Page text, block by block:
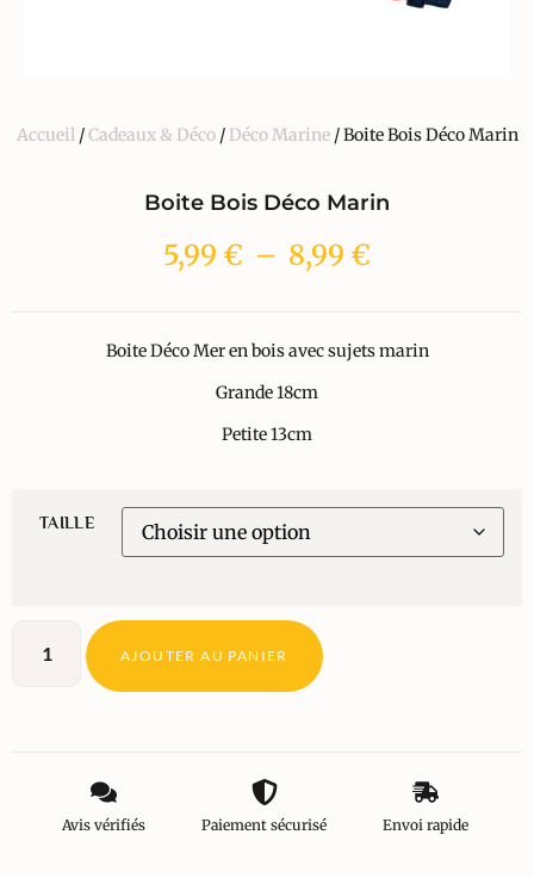
Accueil/Cadeaux & Déco/ Déco Marine/ Boite Bois Déco Marin
Boite Bois Déco Marin
5,99 € – 8,99 €
Boite Déco Mer en bois avec sujets marin
Grande 18cm
Petite 13cm
TAILLE
AJOUTER AU PANIER
Avis vérifiés Paiement sécurisé Envoi rapide